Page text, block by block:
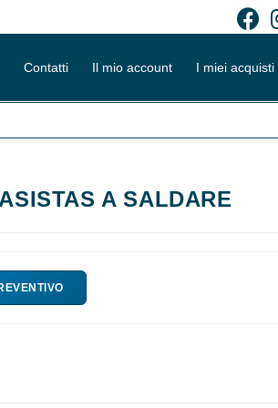
Contatti Il mio account I miei acquisti
A SALDARE